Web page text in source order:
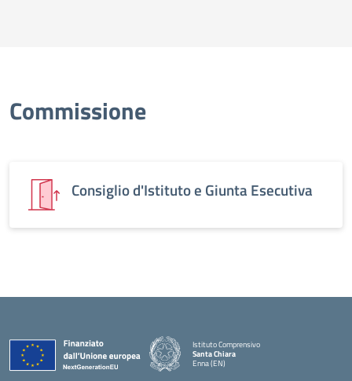
Commissione
Consiglio d'Istituto e Giunta Esecutiva
Istituto Comprensivo
Santa Chiara
Enna (EN)